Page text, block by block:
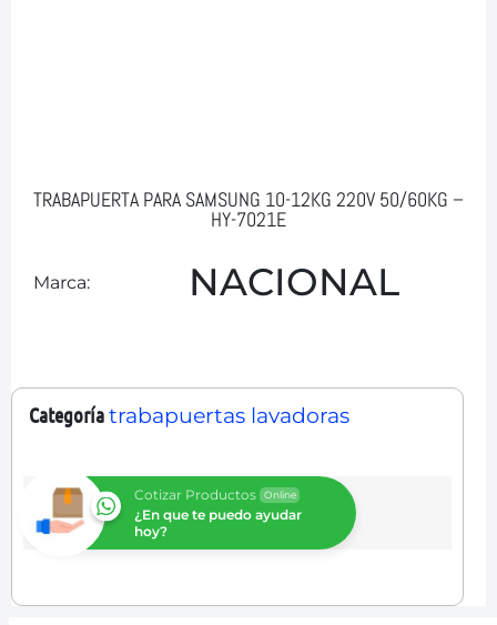
TRABAPUERTA PARA SAMSUNG 10-12KG 220V 50/60KG –
HY-7021E
Marca: NACIONAL
Categoríatrabapuertas lavadoras
Cotizar Productos Online
¿En que te puedo ayudar
hoy?